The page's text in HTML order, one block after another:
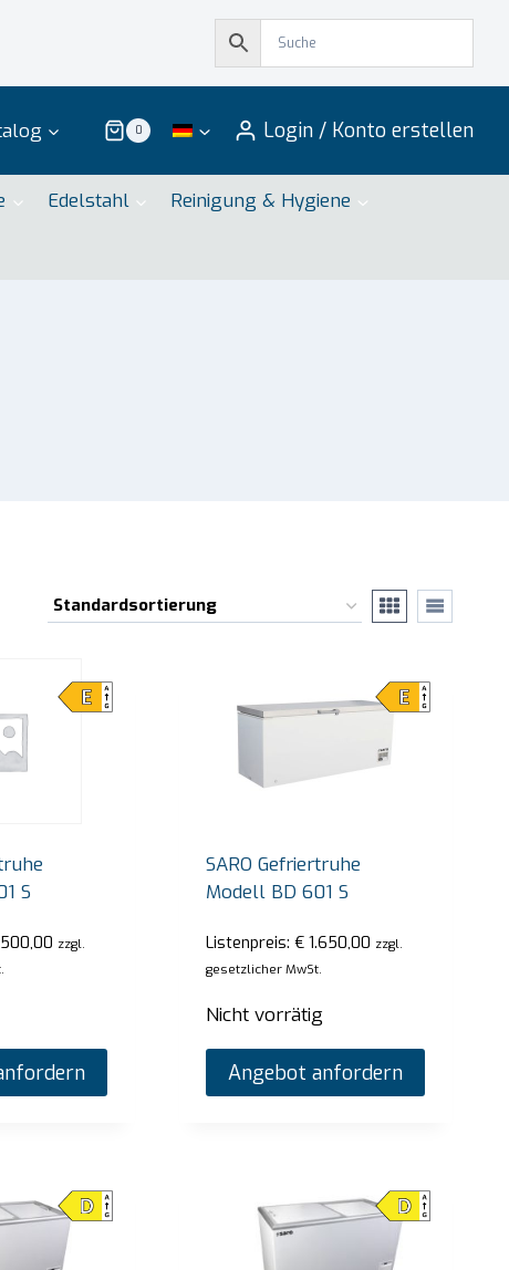
0 Login / Konto erstellen
Edelstahl Reinigung & Hygiene
S
zzgl.
SARO Gefriertruhe
Modell BD 601 S
Listenpreis:€ 1.650,00 zzgl.
gesetzlicher MwSt.
Nicht vorrätig
Angebot anfordern